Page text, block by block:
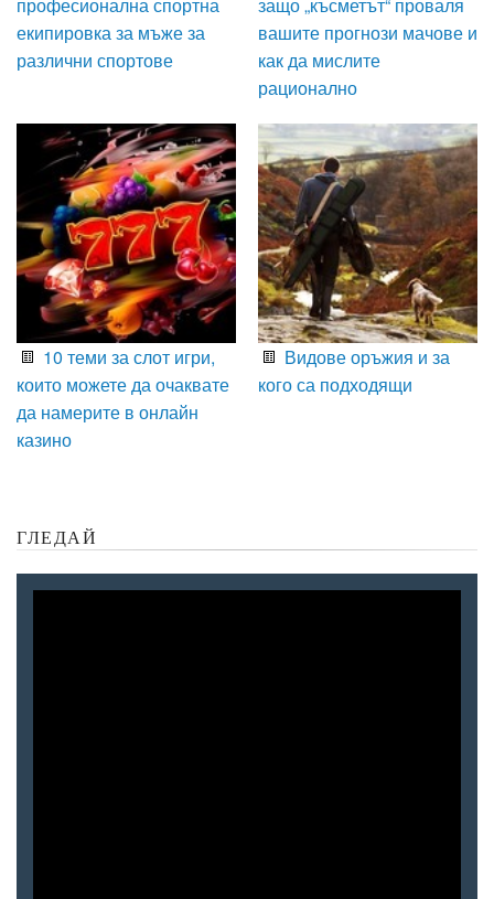
екипировка за мъже за
различни спортове
вашите прогнози мачове и
как да мислите
рационално
10 теми за слот игри,
които можете да очаквате
да намерите в онлайн
казино
Видове оръжия и за
кого са подходящи
ГЛЕДАЙ